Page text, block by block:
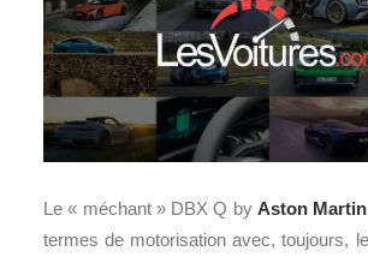
Le « méchant » DBX Q by Aston Martin
termes de motorisation avec, toujours,